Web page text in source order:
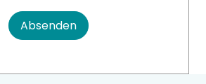
Absenden